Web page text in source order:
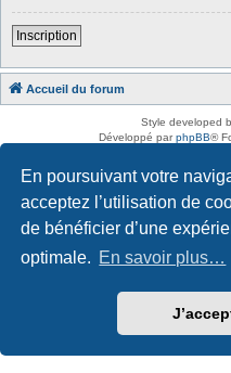
En poursuivant votre
acceptez l’utilisation de
de bénéficier d’une
optimale. En savoir plus…
Inscription
Accueil du forum
Style developed
Développé parphpBB®